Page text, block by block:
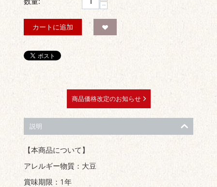
−
カートに追加
商品価格改定のお知らせ
説明
【本商品について】
アレルギー物質：大豆
賞味期限：1年